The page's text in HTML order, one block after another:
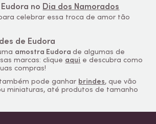
no Dia dos Namorados
celebrar essa troca de amor tão
de Eudora
amostra Eudorade algumas de
marcas: clique aqui e descubra como
compras!
pode ganhar brindes, que vão
miniaturas, até produtos de tamanho